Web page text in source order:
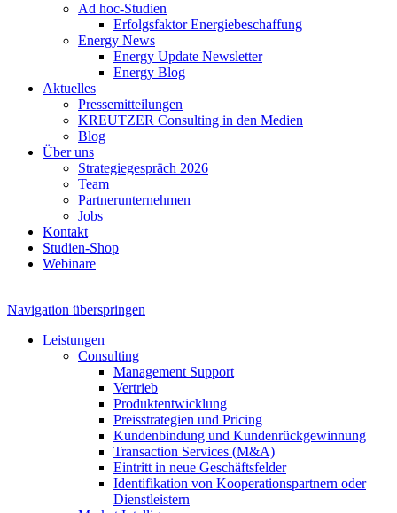
Ad hoc-Studien
Erfolgsfaktor Energiebeschaffung
Energy News
Energy Update Newsletter
Energy Blog
Aktuelles
Pressemitteilungen
KREUTZER Consulting in den Medien
Blog
Über uns
Strategiegespräch 2026
Team
Partnerunternehmen
Jobs
Kontakt
Studien-Shop
Webinare
Navigation überspringen
Leistungen
Consulting
Management Support
Vertrieb
Produktentwicklung
Preisstrategien und Pricing
Kundenbindung und Kundenrückgewinnung
Transaction Services (M&A)
Eintritt in neue Geschäftsfelder
Identifikation von Kooperationspartnern oder
Dienstleistern